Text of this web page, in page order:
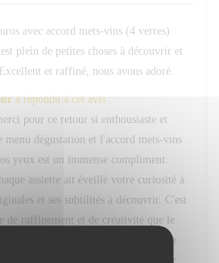
avec accord mets-vins (4 verres)
plein de petites choses à découvrir et
et raffiné, nous avons adoré.
a répondu à cet avis
pour ce retour si enthousiaste et
dégustation et l'accord mets-vins
yeux est un immense compliment.
assiette ait éveillé votre curiosité à
et ses subtilités à découvrir. C'est
de raffinement et de créativité que le
équipe s'efforcent d'offrir à chaque
de nouveau très bientôt pour